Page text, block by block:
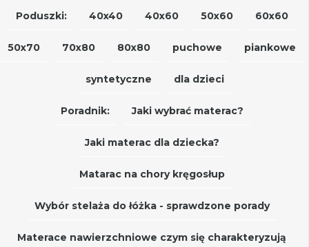
Poduszki: 40x40 40x60 50x60 60x60
50x70 70x80 80x80 puchowe piankowe
syntetyczne dla dzieci
Poradnik: Jaki wybrać materac?
Jaki materac dla dziecka?
Matarac na chory kręgosłup
Wybór stelaża do łóżka - sprawdzone porady
Materace nawierzchniowe czym się charakteryzują